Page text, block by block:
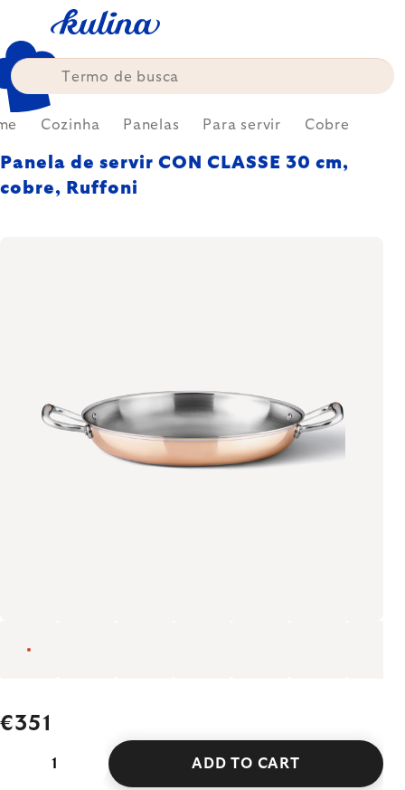
content
Cozinha Panelas Para servir Cobre
Panela de servir CON CLASSE 30 cm,
cobre, Ruffoni
€351
ADD TO CART